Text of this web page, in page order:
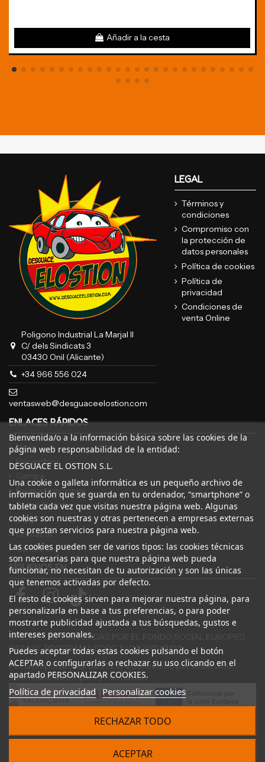
Añadir a la cesta
Poligono Industrial La Marjal II
C/ dels Sindicats 3
03430 Onil (Alicante)
+34 966 556 024
ventasweb@desguaceelostion.com
LEGAL
Términos y
condiciones
Compromiso con
la protección de
datos personales
Política de cookies
Política de
privacidad
Condiciones de
venta Online
ENLACES RÁPIDOS
Inicio
Recambios
Bajas y tasaciones
Sobre Nosotros
Blog
Contacto
Canal Ético
Bienvenida/o a la información básica sobre las cookies de la
página web responsabilidad de la entidad:
DESGUACE EL OSTION S.L.
Una cookie o galleta informática es un pequeño archivo de
información que se guarda en tu ordenador, “smartphone” o
tableta cada vez que visitas nuestra página web. Algunas
cookies son nuestras y otras pertenecen a empresas externas
que prestan servicios para nuestra página web.
Las cookies pueden ser de varios tipos: las cookies técnicas
son necesarias para que nuestra página web pueda
funcionar, no necesitan de tu autorización y son las únicas
que tenemos activadas por defecto.
El resto de cookies sirven para mejorar nuestra página, para
personalizarla en base a tus preferencias, o para poder
mostrarte publicidad ajustada a tus búsquedas, gustos e
intereses personales.
Puedes aceptar todas estas cookies pulsando el botón
ACEPTAR o configurarlas o rechazar su uso clicando en el
apartado PERSONALIZAR COOKIES.
Política de privacidad Personalizar cookies
RECHAZAR TODO
ACEPTAR
SÍGUENOS EN
AYUDAS COFINANCIADAS POR EL FONDO SOCIAL EUROPEO
PARA EL PROGRAMA ECOGJU/2023/1143/03
Por un importe total de 27.216 € concedido por el Servicio
Valenciano de Empleo y Formación.
Desarrollado porSeintosoft